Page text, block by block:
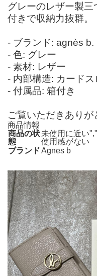
グレーのレザー製三
付きで収納力抜群。
- ブランド: agnès b.
- 色: グレー
- 素材: レザー
- 内部構造: カードス
- 付属品: 箱付き
ご覧いただきありが
商品情報
商品の状
態
未使用に近い
使用感がない
ブランドAgnes b